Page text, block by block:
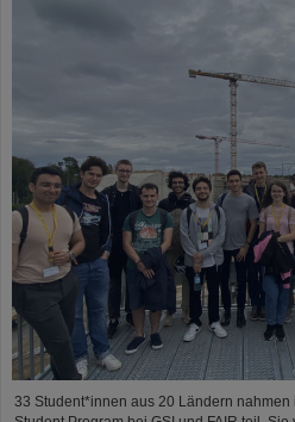
33 Student*innen aus 20 Ländern